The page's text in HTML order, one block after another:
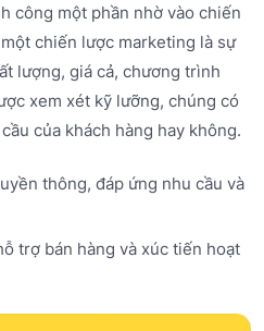
công một phần nhờ vào chiến
chiến lược marketing là sự
lượng, giá cả, chương trình
xem xét kỹ lưỡng, chúng có
của khách hàng hay không.
thông, đáp ứng nhu cầu và
trợ bán hàng và xúc tiến hoạt